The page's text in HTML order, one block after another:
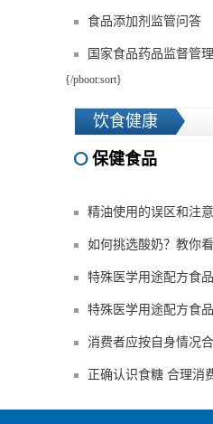
食品添加剂监管问答
{/pboot:sort}
饮食健康
保健食品
精油使用的误区和注
消费者应按自身情况
正确认识食糖 合理消